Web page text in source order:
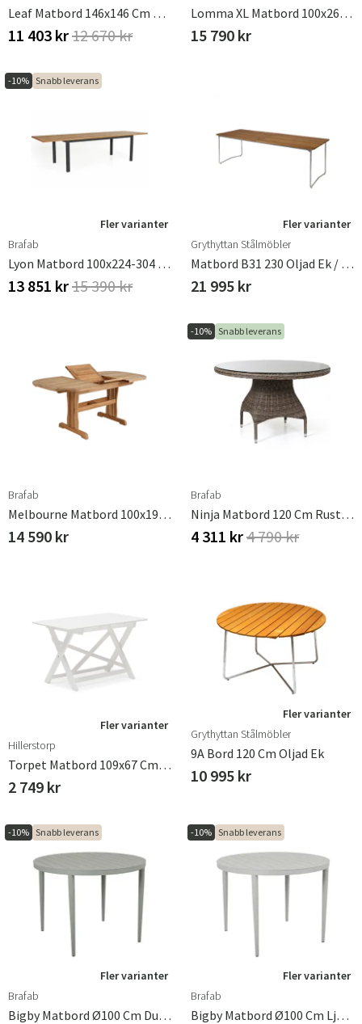
Leaf Matbord 146x146 Cm Aluminium/bamboo
11 403 kr12 670 kr
Lomma XL Matbord 100x260-380 Cm Khaki
15 790 kr
-10% Snabb leverans
Fler varianter
Brafab
Lyon Matbord 100x224-304 Cm Svart / Teak
13 851 kr15 390 kr
Fler varianter
Grythyttan Stålmöbler
Matbord B31 230 Oljad Ek / Varmförzinkat Stativ
21 995 kr
Brafab
Melbourne Matbord 100x190-240 Cm Teak
14 590 kr
-10% Snabb leverans
Brafab
Ninja Matbord 120 Cm Rustik Konstrotting
4 311 kr4 790 kr
Fler varianter
Hillerstorp
Torpet Matbord 109x67 Cm Vit
2 749 kr
Fler varianter
Grythyttan Stålmöbler
9A Bord 120 Cm Oljad Ek
10 995 kr
-10% Snabb leverans
Fler varianter
Brafab
Bigby Matbord Ø100 Cm Dusty Green
-10% Snabb leverans
Fler varianter
Brafab
Bigby Matbord Ø100 Cm Ljusgrå